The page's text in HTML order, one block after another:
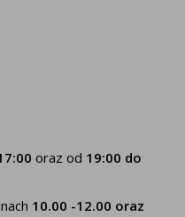
oraz od 19:00 do
10.00 -12.00 oraz